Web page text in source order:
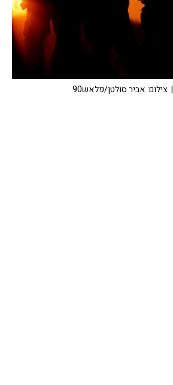
| צילום: אביר סולטן/פלאש90